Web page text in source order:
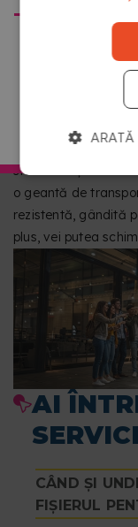
MERGI
ROLL UP-URI
TRECERE ȘI
Structura sa din
stabilitate și un
o geantă de
rezistentă, gândită
plus, vei putea
AI
CÂND ȘI
FIȘIERUL